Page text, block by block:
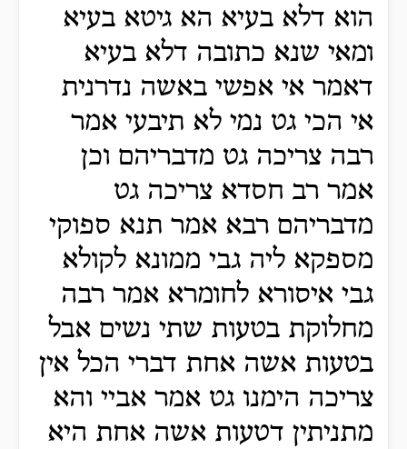
הוא דלא בעיא הא גיטא בעיא
ומאי שנא כתובה דלא בעיא
דאמר אי אפשי באשה נדרנית
אי הכי גט נמי לא תיבעי אמר
רבה צריכה גט מדבריהם וכן
אמר רב חסדא צריכה גט
מדבריהם רבא אמר תנא ספוקי
מספקא ליה גבי ממונא לקולא
גבי איסורא לחומרא אמר רבה
מחלוקת בטעות שתי נשים אבל
בטעות אשה אחת דברי הכל אין
צריכה הימנו גט אמר אביי והא
מתניתין דטעות אשה אחת היא